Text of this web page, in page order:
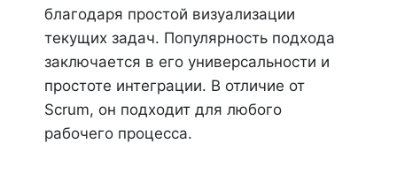
благодаря простой визуализации
текущих задач. Популярность подхода
заключается в его универсальности и
простоте интеграции. В отличие от
Scrum, он подходит для любого
рабочего процесса.